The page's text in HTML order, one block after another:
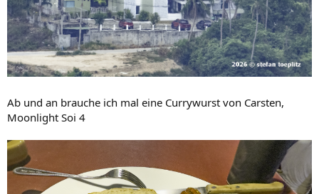
Ab und an brauche ich mal eine Currywurst von Carsten,
Moonlight Soi 4